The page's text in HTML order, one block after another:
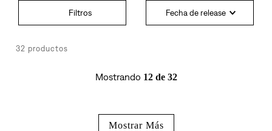
Fecha de release
32 productos
Mostrando 12 de 32
Mostrar Más